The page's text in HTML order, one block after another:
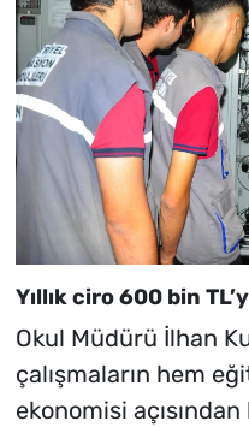
Yıllık ciro 600 bin
Okul Müdürü İlhan
çalışmaların hem
ekonomisi açısından